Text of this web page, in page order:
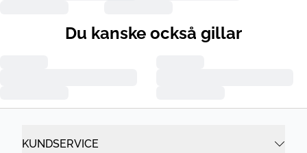
Du kanske också gillar
KUNDSERVICE